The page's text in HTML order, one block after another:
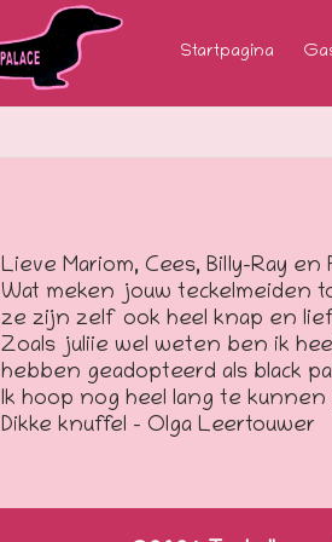
Startpagina
Lieve Mariom, Cees, Billy-Ray en
Wat meken jouw teckelmeiden
ze zijn zelf ook heel knap en
Zoals juliie wel weten ben ik
hebben geadopteerd als black
Ik hoop nog heel lang te
Dikke knuffel – Olga Leertouwer